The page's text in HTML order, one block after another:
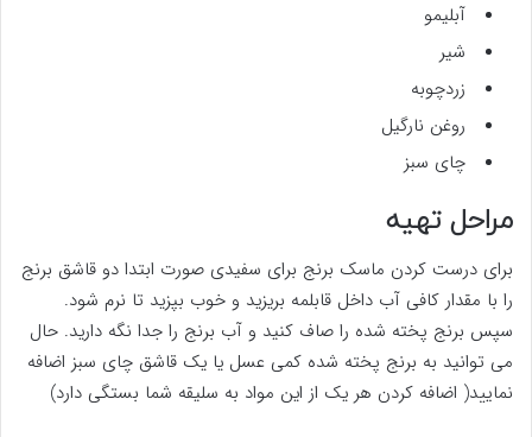
آبلیمو
شیر
زردچوبه
روغن نارگیل
چای سبز
مراحل تهیه
برای درست کردن ماسک برنج برای سفیدی صورت ابتدا دو قاشق برنج
را با مقدار کافی آب داخل قابلمه بریزید و خوب بپزید تا نرم شود.
سپس برنج پخته شده را صاف کنید و آب برنج را جدا نگه دارید. حال
می توانید به برنج پخته شده کمی عسل یا یک قاشق چای سبز اضافه
نمایید( اضافه کردن هر یک از این مواد به سلیقه شما بستگی دارد)